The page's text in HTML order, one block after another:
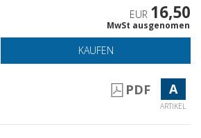
EUR 16,50
MwSt ausgenomen
KAUFEN
PDF A
ARTIKEL